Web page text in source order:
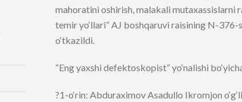
mahoratini oshirish, malakali mutaxassislarni
temir yo‘llari” AJ boshqaruvi raisining N-
o‘tkazildi.
“Eng yaxshi defektoskopist” yo‘nalishi
?1-o‘rin: Abduraximov Asadullo Ikromjon